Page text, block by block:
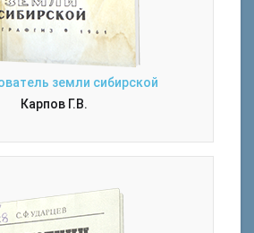
земли сибирской
Карпов Г.В.